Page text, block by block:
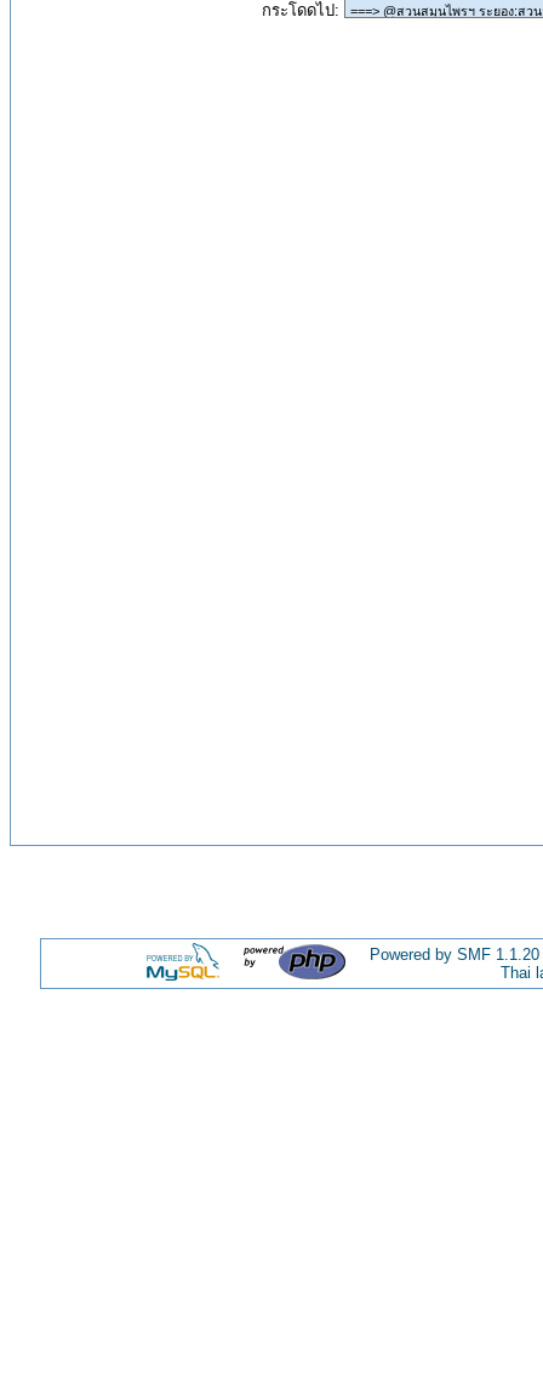
กระโดดไป:
Powered by SMF 1.1.20
Thai